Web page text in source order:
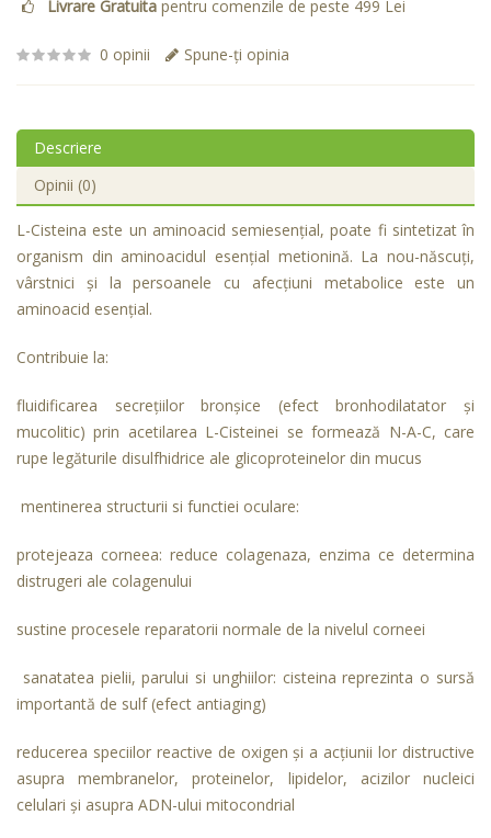
Livrare Gratuita pentru comenzile de peste 499 Lei
0 opinii Spune-ţi opinia
Descriere
Opinii (0)
L-Cisteina este un aminoacid semiesenţial, poate fi sintetizat în
organism din aminoacidul esenţial metionină. La nou-născuţi,
vârstnici şi la persoanele cu afecţiuni metabolice este un
aminoacid esenţial.
Contribuie la:
fluidificarea secreţiilor bronşice (efect bronhodilatator şi
mucolitic) prin acetilarea L-Cisteinei se formează N-A-C, care
rupe legăturile disulfhidrice ale glicoproteinelor din mucus
mentinerea structurii si functiei oculare:
protejeaza corneea: reduce colagenaza, enzima ce determina
distrugeri ale colagenului
sustine procesele reparatorii normale de la nivelul corneei
sanatatea pielii, parului si unghiilor: cisteina reprezinta o sursă
importantă de sulf (efect antiaging)
reducerea speciilor reactive de oxigen şi a acţiunii lor distructive
asupra membranelor, proteinelor, lipidelor, acizilor nucleici
celulari şi asupra ADN-ului mitocondrial